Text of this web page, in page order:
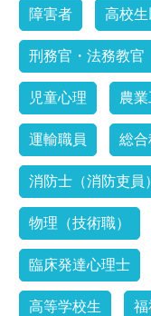
障害者 高校生
刑務官・法務教官
児童心理 農
運輸職員 総合
消防士（消防吏員
物理（技術職）
臨床発達心理士
高等学校生